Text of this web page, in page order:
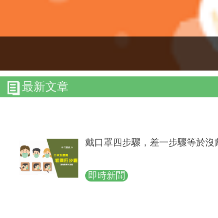
最新文章
戴口罩四步驟，差一步驟等於沒
即時新聞